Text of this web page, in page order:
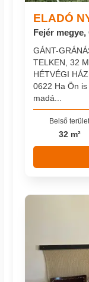
ELADÓ
Fejér megye,
GÁNT-
TELKEN, 32
HÉTVÉGI
0622 Ha Ön
madá...
Belső terület
32 m²